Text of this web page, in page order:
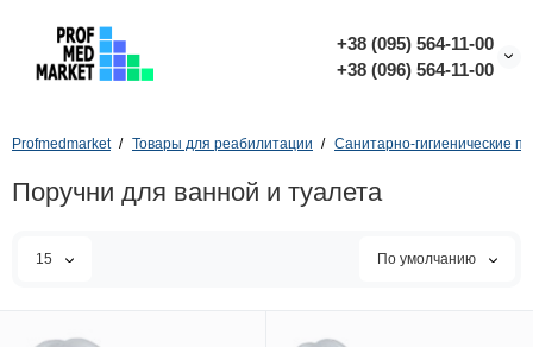
+38 (095) 564-11-00
+38 (096) 564-11-00
Profmedmarket Товары для реабилитации Санитарно-гигиенические
Поручни для ванной и туалета
15 По умолчанию